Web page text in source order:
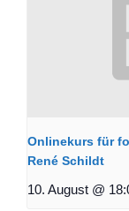
Onlinekurs für
René Schildt
10. August @